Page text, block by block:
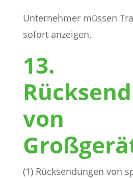
Unternehmer müssen
sofort anzeigen.
13.
von
(1) Rücksendungen von